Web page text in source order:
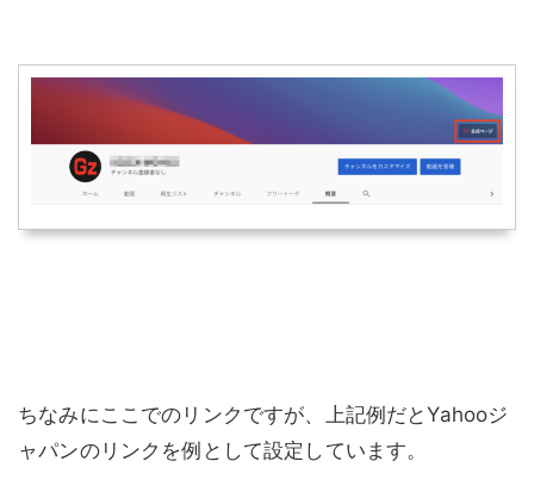
ちなみにここでのリンクですが、上記例だとYahooジ
ャパンのリンクを例として設定しています。